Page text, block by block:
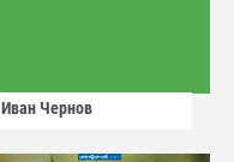
Иван Чернов